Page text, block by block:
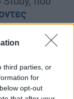
third parties, or
for
opt-out
έτρωγαν
θα
, ένα